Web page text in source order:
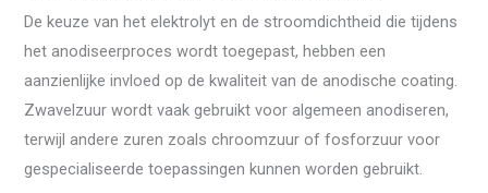
De keuze van het elektrolyt en de stroomdichtheid die tijdens
het anodiseerproces wordt toegepast, hebben een
aanzienlijke invloed op de kwaliteit van de anodische coating.
Zwavelzuur wordt vaak gebruikt voor algemeen anodiseren,
terwijl andere zuren zoals chroomzuur of fosforzuur voor
gespecialiseerde toepassingen kunnen worden gebruikt.